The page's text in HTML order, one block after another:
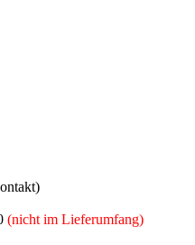
(nicht im Lieferumfang)